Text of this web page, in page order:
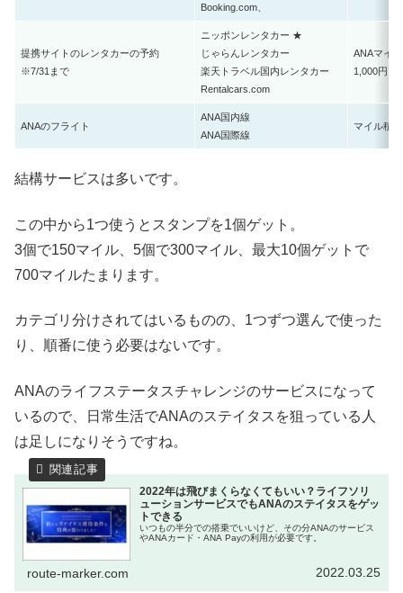
Booking.com、
提携サイトのレンタカーの予約
※7/31まで
ニッポンレンタカー ★
じゃらんレンタカー
楽天トラベル国内レンタカー
Rentalcars.com
ANAマイ
1,000円以
ANAのフライト
ANA国内線
ANA国際線
マイル積
結構サービスは多いです。
この中から1つ使うとスタンプを1個ゲット。
3個で150マイル、5個で300マイル、最大10個ゲットで
700マイルたまります。
カテゴリ分けされてはいるものの、1つずつ選んで使った
り、順番に使う必要はないです。
ANAのライフステータスチャレンジのサービスになって
いるので、日常生活でANAのステイタスを狙っている人
は足しになりそうですね。
2022年は飛びまくらなくてもいい？ライフソリ
ューションサービスでもANAのステイタスをゲッ
トできる
いつもの半分での搭乗でいいけど、その分ANAのサービス
やANAカード・ANA Payの利用が必要です。
route-marker.com 2022.03.25